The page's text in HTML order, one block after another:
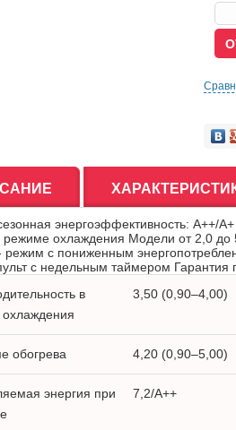
энергоэффективность: A++/
охлаждения Модели от 2,0 до
режим с пониженным
с недельным таймером Гарантия
в
3,50 (0,90–4,00)
обогрева 4,20 (0,90–5,00)
энергия при
7,2/A++